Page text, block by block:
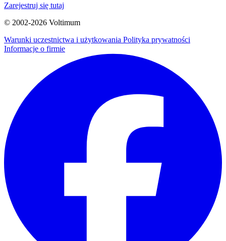
Zarejestruj się tutaj
© 2002-2026 Voltimum
Warunki uczestnictwa i użytkowania Polityka prywatności
Informacje o firmie